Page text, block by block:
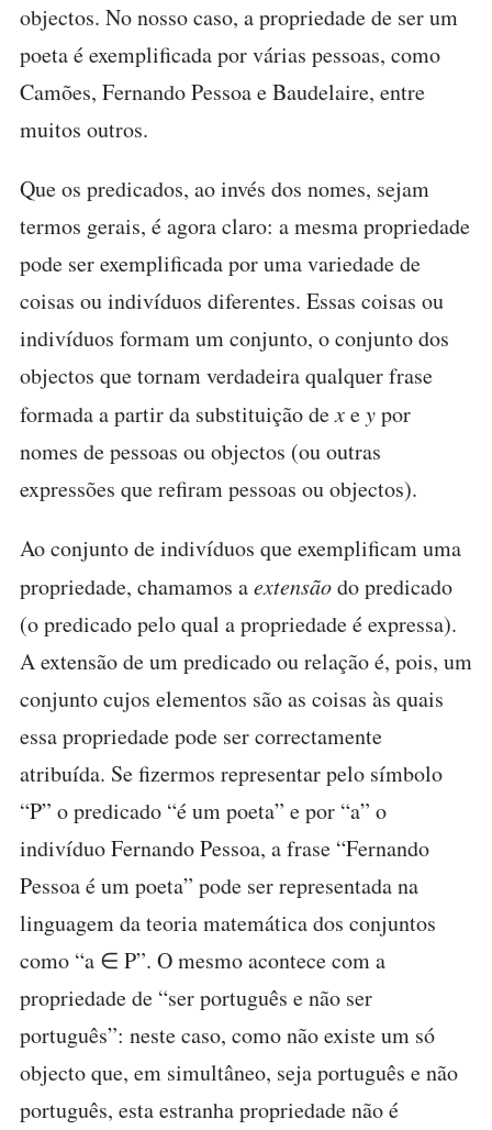
objectos. No nosso caso, a propriedade de ser um
poeta é exemplificada por várias pessoas, como
Camões, Fernando Pessoa e Baudelaire, entre
muitos outros.
Que os predicados, ao invés dos nomes, sejam
termos gerais, é agora claro: a mesma propriedade
pode ser exemplificada por uma variedade de
coisas ou indivíduos diferentes. Essas coisas ou
indivíduos formam um conjunto, o conjunto dos
objectos que tornam verdadeira qualquer frase
formada a partir da substituição dexeypor
nomes de pessoas ou objectos (ou outras
expressões que refiram pessoas ou objectos).
Ao conjunto de indivíduos que exemplificam uma
propriedade, chamamos aextensãodo predicado
(o predicado pelo qual a propriedade é expressa).
A extensão de um predicado ou relação é, pois, um
conjunto cujos elementos são as coisas às quais
essa propriedade pode ser correctamente
atribuída. Se fizermos representar pelo símbolo
“P” o predicado “é um poeta” e por “a” o
indivíduo Fernando Pessoa, a frase “Fernando
Pessoa é um poeta” pode ser representada na
linguagem da teoria matemática dos conjuntos
como “a ∈ P”. O mesmo acontece com a
propriedade de “ser português e não ser
português”: neste caso, como não existe um só
objecto que, em simultâneo, seja português e não
português, esta estranha propriedade não é